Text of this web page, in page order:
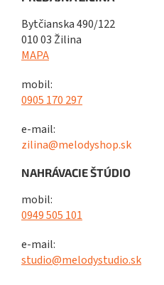
Bytčianska 490/122
010 03 Žilina
MAPA
mobil:
0905 170 297
e-mail:
zilina@melodyshop.sk
NAHRÁVACIE ŠTÚDIO
mobil:
0949 505 101
e-mail:
studio@melodystudio.sk